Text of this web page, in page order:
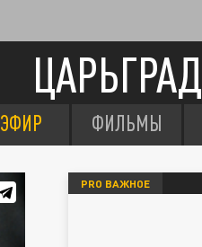
ЦАРЬГРАД
ЭФИР ФИЛЬМЫ
PRO ВАЖНОЕ